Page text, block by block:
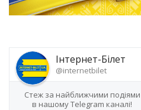
Інтернет-Білет
@internetbilet
Стеж за найближчими подіями
в нашому Telegram каналі!